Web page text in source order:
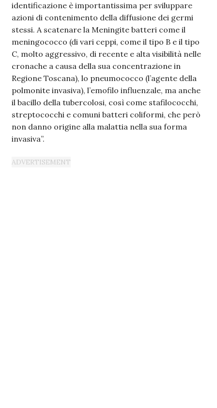
identificazione è importantissima per sviluppare
azioni di contenimento della diffusione dei germi
stessi. A scatenare la Meningite batteri come il
meningococco (di vari ceppi, come il tipo B e il tipo
C, molto aggressivo, di recente e alta visibilità nelle
cronache a causa della sua concentrazione in
Regione Toscana), lo pneumococco (l’agente della
polmonite invasiva), l’emofilo influenzale, ma anche
il bacillo della tubercolosi, così come stafilococchi,
streptococchi e comuni batteri coliformi, che però
non danno origine alla malattia nella sua forma
invasiva”.